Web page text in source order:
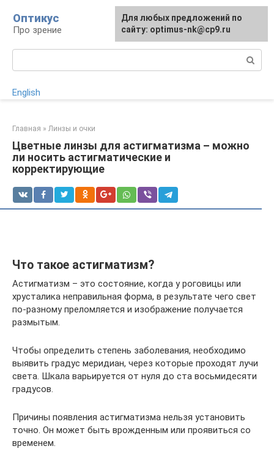
контенту
Оптикус
Про зрение
English
Главная » Линзы и очки
Цветные линзы для астигматизма – можно
ли носить астигматические и
корректирующие
Что такое астигматизм?
Астигматизм – это состояние, когда у роговицы или
хрусталика неправильная форма, в результате чего свет
по-разному преломляется и изображение получается
размытым.
Чтобы определить степень заболевания, необходимо
выявить градус меридиан, через которые проходят лучи
света. Шкала варьируется от нуля до ста восьмидесяти
градусов.
Причины появления астигматизма нельзя установить
точно. Он может быть врожденным или проявиться со
временем.
Для любых предложений по
сайту: optimus-nk@cp9.ru